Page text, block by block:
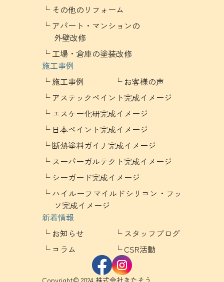
その他のリフォーム
アパート・マンションの
外壁改修
工場・倉庫の塗装改修
施工事例
施工事例
お客様の声
アステックペイント完成イメージ
エスケー化研完成イメージ
日本ペイント完成イメージ
断熱塗料ガイナ完成イメージ
スーパーガルテクト完成イメージ
シーガード完成イメージ
ハイルーフマイルドシリコン・フッ
ソ完成イメージ
新着情報
お知らせ
スタッフブログ
コラム
CSR活動
Copyright© 2024 株式会社きたそう